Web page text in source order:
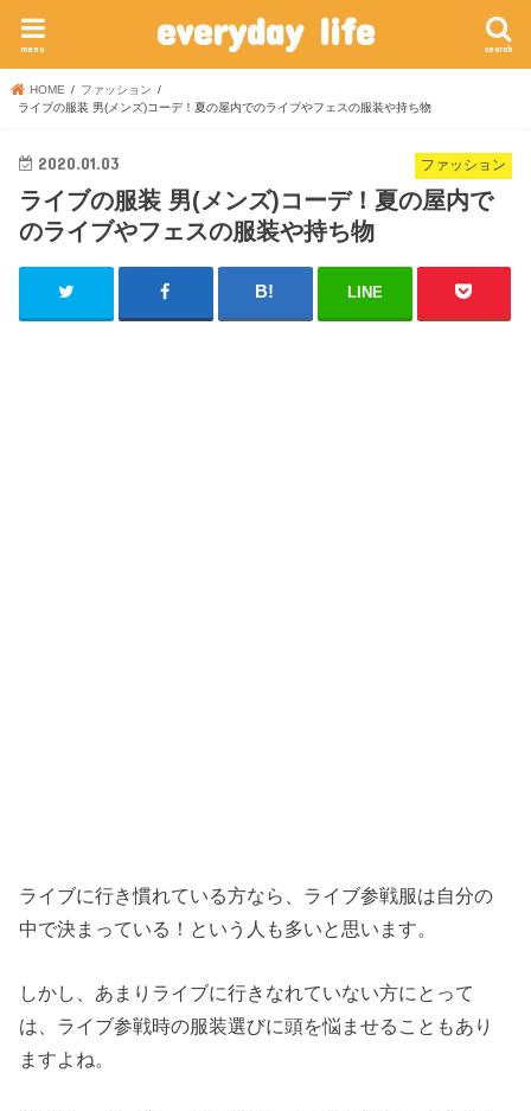
everyday life search
menu
HOME
ファッション
ライブの服装 男(メンズ)コーデ！夏の屋内でのライブやフェスの服装や持ち物
ファッション
2020.01.03
ライブの服装 男(メンズ)コーデ！夏の屋内で
のライブやフェスの服装や持ち物
LINE
ライブに行き慣れている方なら、ライブ参戦服は自分の
中で決まっている！という人も多いと思います。
しかし、あまりライブに行きなれていない方にとって
は、ライブ参戦時の服装選びに頭を悩ませることもあり
ますよね。